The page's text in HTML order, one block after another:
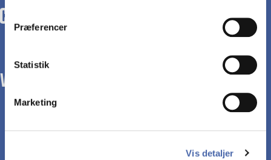
Præferencer
Statistik
Marketing
Vis detaljer
WE TRANSFORM SOCIETY WITH BUSINESS.